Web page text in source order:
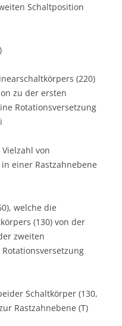
Schaltposition
(220)
zu der ersten
Rotationsversetzung
von
einer Rastzahnebene
welche die
(130) von der
zweiten
Schaltkörper (130,
Rastzahnebene (T)